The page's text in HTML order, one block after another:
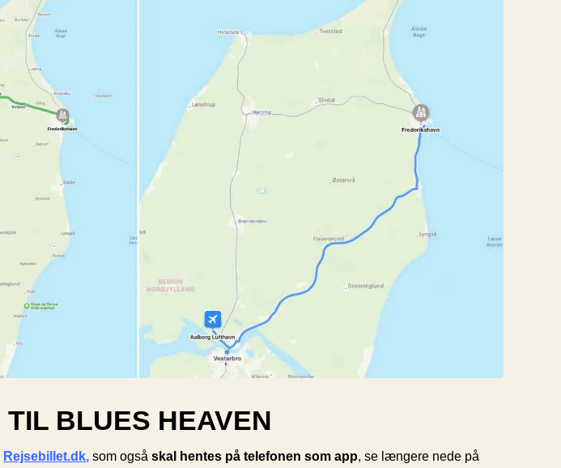
TIL BLUES HEAVEN
Rejsebillet.dk,som også skal hentes på telefonen som app, se længere nede på